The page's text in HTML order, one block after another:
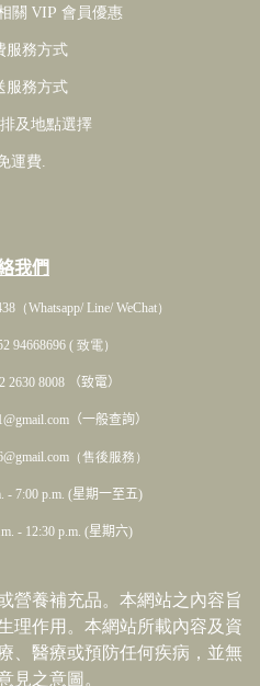
關 VIP 會員優惠
服務方式
服務方式
及地點選擇
運費.
我們
（Whatsapp/ Line/ WeChat）
( 致電）
（致電）
（一般查詢）
（售後服務）
- 7:00 p.m. (星期一至五)
p.m. (星期六)
營養補充品。本網站之內容旨
理作用。本網站所載內容及資
、醫療或預防任何疾病，並無
見之意圖。